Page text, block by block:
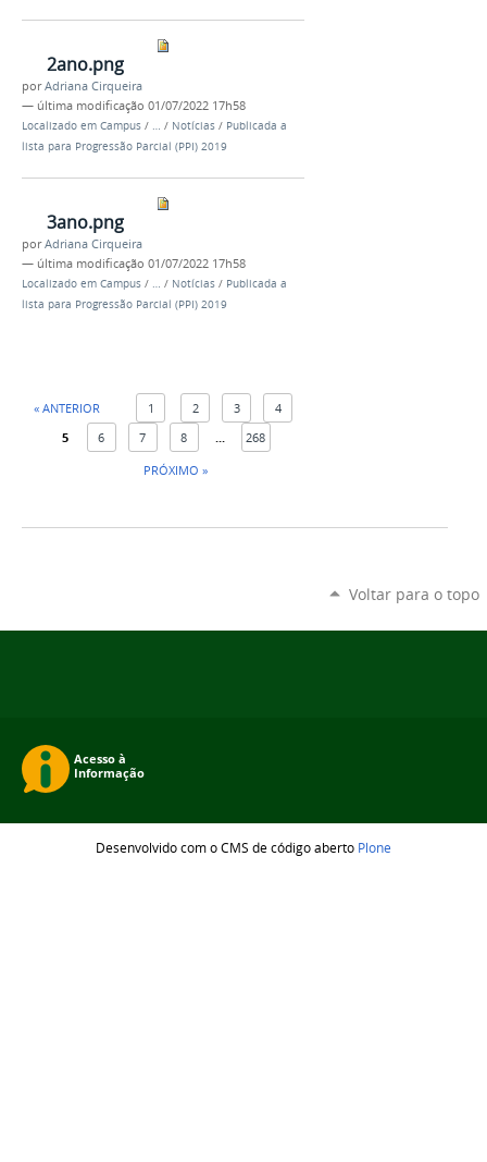
2ano.png
porAdriana Cirqueira
— última modificação 01/07/2022 17h58
Localizado em Campus / … / Notícias / Publicada a
lista para Progressão Parcial (PPI) 2019
3ano.png
porAdriana Cirqueira
— última modificação 01/07/2022 17h58
Localizado em Campus / … / Notícias / Publicada a
lista para Progressão Parcial (PPI) 2019
« ANTERIOR 1 2 3
4
5
6 7 8
268
PRÓXIMO »
Voltar para o topo
Desenvolvido com o CMS de código aberto Plone